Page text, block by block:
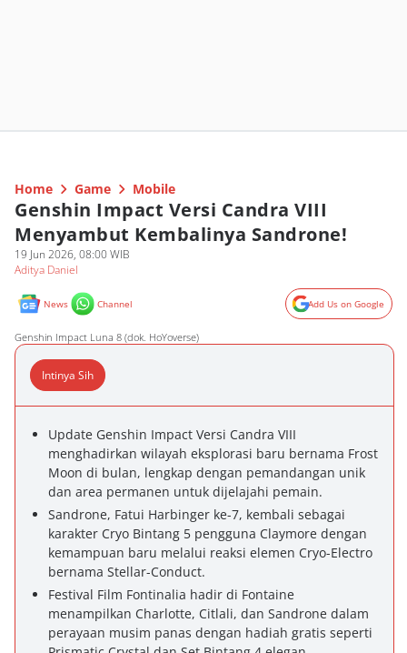
Home Game Mobile
Genshin Impact Versi Candra VIII
Menyambut Kembalinya Sandrone!
19 Jun 2026, 08:00 WIB
Aditya Daniel
News Channel Add Us on Google
Genshin Impact Luna 8 (dok. HoYoverse)
Intinya Sih
Update Genshin Impact Versi Candra VIII
menghadirkan wilayah eksplorasi baru bernama Frost
Moon di bulan, lengkap dengan pemandangan unik
dan area permanen untuk dijelajahi pemain.
Sandrone, Fatui Harbinger ke-7, kembali sebagai
karakter Cryo Bintang 5 pengguna Claymore dengan
kemampuan baru melalui reaksi elemen Cryo-Electro
bernama Stellar-Conduct.
Festival Film Fontinalia hadir di Fontaine
menampilkan Charlotte, Citlali, dan Sandrone dalam
perayaan musim panas dengan hadiah gratis seperti